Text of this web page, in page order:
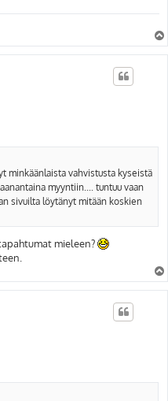
minkäänlaista vahvistusta kyseistä
myyntiin.... tuntuu vaan
sivuilta löytänyt mitään koskien
mieleen?